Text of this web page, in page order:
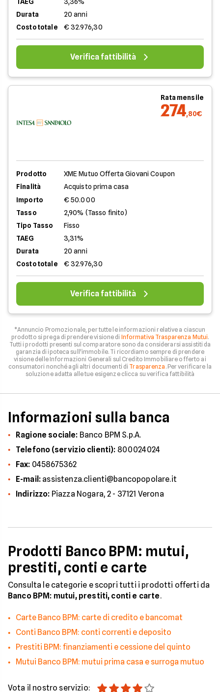
Durata
20 anni
Costo totale
€ 32.976,30
Verifica fattibilità
Rata mensile
274,80€
Prodotto
XME Mutuo Offerta Giovani Coupon
Finalità
Acquisto prima casa
Importo
€ 50.000
Tasso
2,90% (Tasso finito)
Tipo Tasso
Fisso
TAEG
3,31%
Durata
20 anni
Costo totale
€ 32.976,30
Verifica fattibilità
*Annuncio Promozionale, per tutte le informazioni relative a ciascun
prodotto si prega di prendere visione di Informativa Trasparenza Mutui.
Tutti i prodotti presenti sul comparatore sono da considerarsi assistiti da
garanzia di ipoteca sull'immobile. Ti ricordiamo sempre di prendere
visione delle Informazioni Generali sul Credito Immobiliare offerto ai
consumatori nonché agli altri documenti di Trasparenza . Per verificare la
soluzione adatta alle tue esigenze clicca su verifica fattibilità
Informazioni sulla banca
Ragione sociale: Banco BPM S.p.A.
Telefono (servizio clienti): 800024024
Fax: 0458675362
E-mail: assistenza.clienti@bancopopolare.it
Indirizzo: Piazza Nogara, 2 - 37121 Verona
Prodotti Banco BPM: mutui,
prestiti, conti e carte
Consulta le categorie e scopri tutti i prodotti offerti da
Banco BPM: mutui, prestiti, conti e carte.
Carte Banco BPM: carte di credito e bancomat
Conti Banco BPM: conti correnti e deposito
Prestiti BPM: finanziamenti e cessione del quinto
Mutui Banco BPM: mutui prima casa e surroga mutuo
Vota il nostro servizio: